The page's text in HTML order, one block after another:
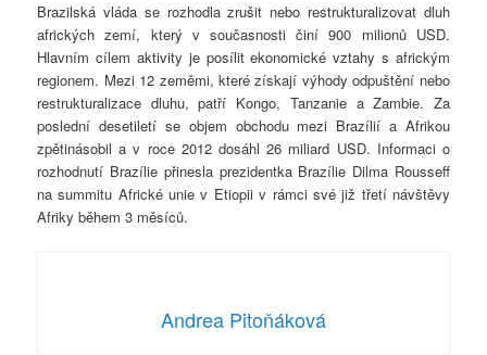
Brazilská vláda se rozhodla zrušit nebo restrukturalizovat dluh
afrických zemí, který v současnosti činí 900 milionů USD.
Hlavním cílem aktivity je posílit ekonomické vztahy s africkým
regionem. Mezi 12 zeměmi, které získají výhody odpuštění nebo
restrukturalizace dluhu, patří Kongo, Tanzanie a Zambie. Za
poslední desetiletí se objem obchodu mezi Brazílií a Afrikou
zpětinásobil a v roce 2012 dosáhl 26 miliard USD. Informaci o
rozhodnutí Brazílie přinesla prezidentka Brazílie Dilma Rousseff
na summitu Africké unie v Etiopii v rámci své již třetí návštěvy
Afriky během 3 měsíců.
Andrea Pitoňáková